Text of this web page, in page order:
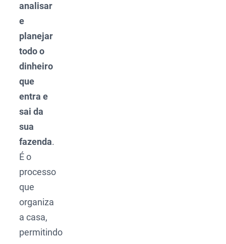
analisar
e
planejar
todo o
dinheiro
que
entra e
sai da
sua
fazenda.
É o
processo
que
organiza
a casa,
permitindo